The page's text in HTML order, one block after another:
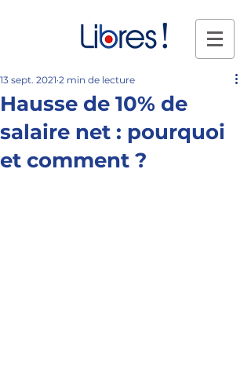
Hausse de 10% de
salaire net : pourquoi
et comment ?
13 sept. 2021 2 min de lecture